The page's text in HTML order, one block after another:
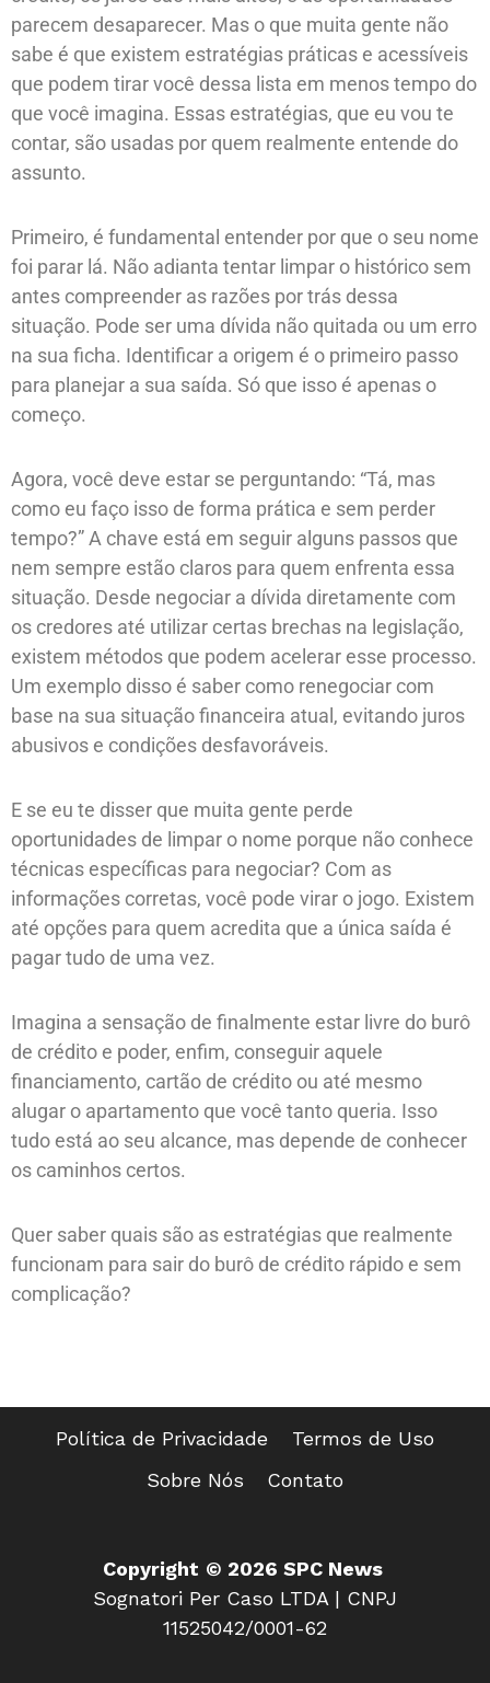
parecem desaparecer. Mas o que muita gente não
sabe é que existem estratégias práticas e acessíveis
que podem tirar você dessa lista em menos tempo do
que você imagina. Essas estratégias, que eu vou te
contar, são usadas por quem realmente entende do
assunto.
Primeiro, é fundamental entender por que o seu nome
foi parar lá. Não adianta tentar limpar o histórico sem
antes compreender as razões por trás dessa
situação. Pode ser uma dívida não quitada ou um erro
na sua ficha. Identificar a origem é o primeiro passo
para planejar a sua saída. Só que isso é apenas o
começo.
Agora, você deve estar se perguntando: “Tá, mas
como eu faço isso de forma prática e sem perder
tempo?” A chave está em seguir alguns passos que
nem sempre estão claros para quem enfrenta essa
situação. Desde negociar a dívida diretamente com
os credores até utilizar certas brechas na legislação,
existem métodos que podem acelerar esse processo.
Um exemplo disso é saber como renegociar com
base na sua situação financeira atual, evitando juros
abusivos e condições desfavoráveis.
E se eu te disser que muita gente perde
oportunidades de limpar o nome porque não conhece
técnicas específicas para negociar? Com as
informações corretas, você pode virar o jogo. Existem
até opções para quem acredita que a única saída é
pagar tudo de uma vez.
Imagina a sensação de finalmente estar livre do burô
de crédito e poder, enfim, conseguir aquele
financiamento, cartão de crédito ou até mesmo
alugar o apartamento que você tanto queria. Isso
tudo está ao seu alcance, mas depende de conhecer
os caminhos certos.
Quer saber quais são as estratégias que realmente
funcionam para sair do burô de crédito rápido e sem
complicação?
Política de Privacidade
Termos de Uso
Sobre Nós
Contato
Copyright © 2026 SPC News
Sognatori Per Caso LTDA | CNPJ
11525042/0001-62